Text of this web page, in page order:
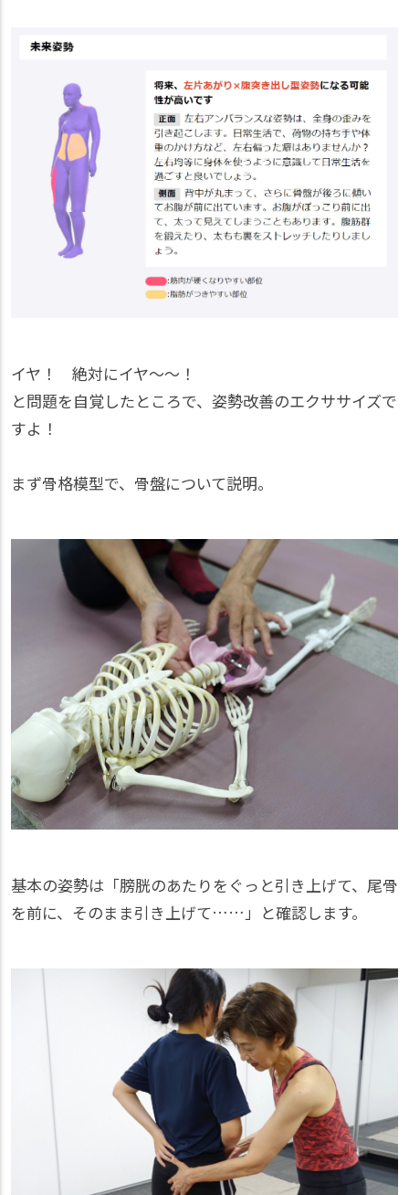
イヤ！ 絶対にイヤ～～！
と問題を自覚したところで、姿勢改善のエクササイズで
すよ！
まず骨格模型で、骨盤について説明。
基本の姿勢は「膀胱のあたりをぐっと引き上げて、尾骨
を前に、そのまま引き上げて……」と確認します。